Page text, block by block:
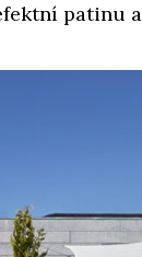
patinu